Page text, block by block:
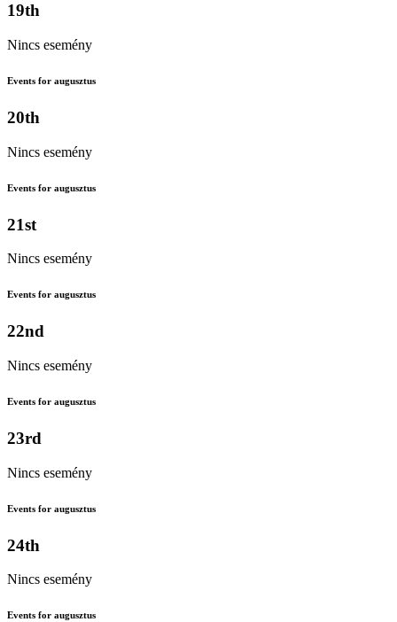
19th
Nincs esemény
Events for augusztus
20th
Nincs esemény
Events for augusztus
21st
Nincs esemény
Events for augusztus
22nd
Nincs esemény
Events for augusztus
23rd
Nincs esemény
Events for augusztus
24th
Nincs esemény
Events for augusztus